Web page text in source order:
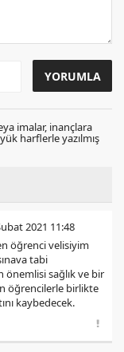
imalar, inançlara
harflerle yazılmış
2021 11:48
öğrenci velisiyim
tabi
sağlık ve bir
öğrencilerle birlikte
kaybedecek.